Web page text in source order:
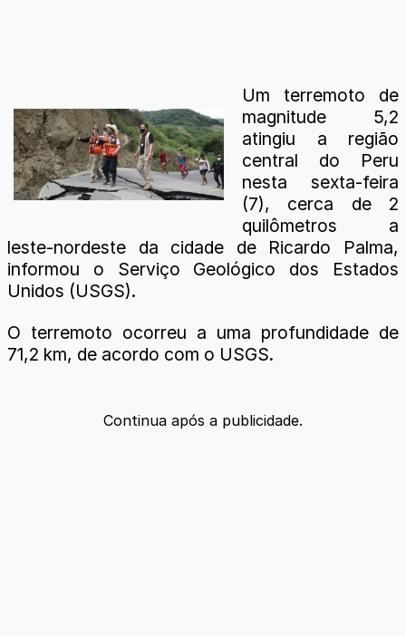
Um terremoto de
magnitude 5,2
atingiu a região
central do Peru
nesta sexta-feira
(7), cerca de 2
quilômetros a
leste-nordeste da cidade de Ricardo Palma,
informou o Serviço Geológico dos Estados
Unidos (USGS).
O terremoto ocorreu a uma profundidade de
71,2 km, de acordo com o USGS.
Continua após a publicidade.